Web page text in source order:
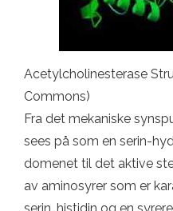
Acetylcholinesterase
Commons)
Fra det mekaniske
sees på som en serin-
domenet til det aktive
av aminosyrer som er